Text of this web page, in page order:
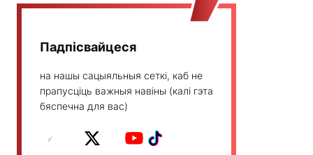
Падпісвайцеся
на нашы сацыяльныя сеткі, каб не
прапусціць важныя навіны (калі гэта
бяспечна для вас)